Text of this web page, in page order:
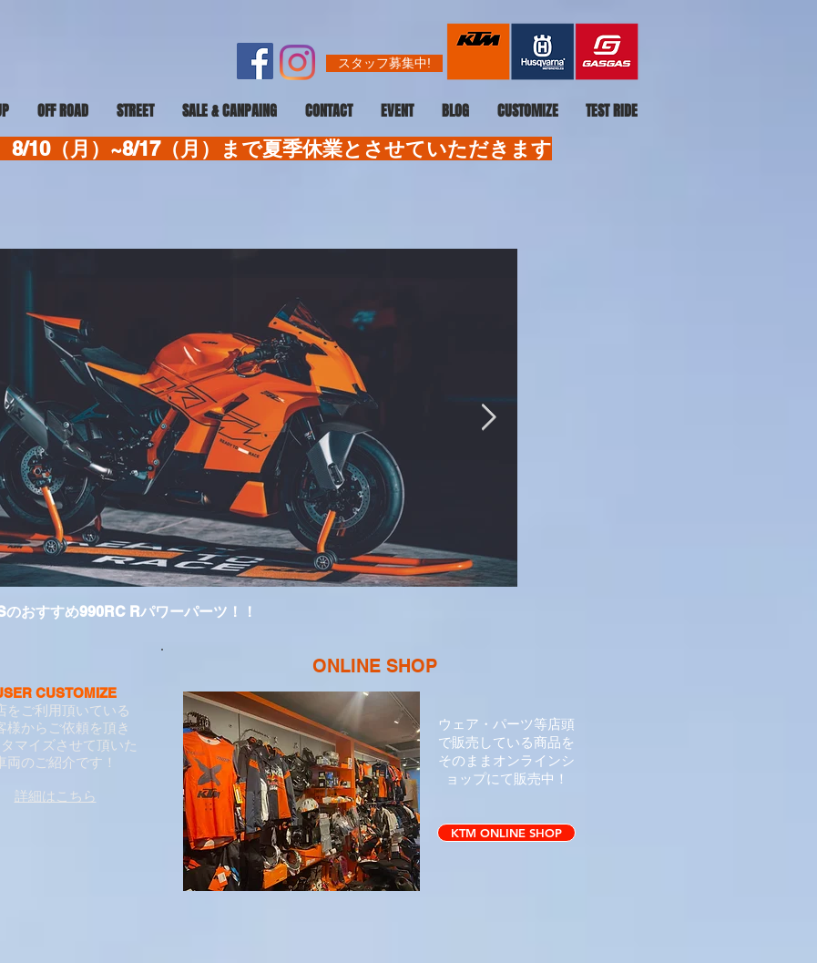
スタッフ募集中!
OFF ROAD STREET SALE & CANPAING CONTACT EVENT BLOG CUSTOMIZE TEST RIDE
8/10（月）~8/17（月）まで夏季休業とさせていただきます
のおすすめ990RC Rパワーパーツ！！
CUSTOMIZE
をご利用頂いている
様から ご依頼を頂き
マイズさせて頂いた
両のご紹介です！
詳細はこちら
​ONLINE SHOP
ウェア・パーツ等店頭
で販売している商品を
そのままオンラインシ
ョップにて販売中！
KTM ONLINE SHOP